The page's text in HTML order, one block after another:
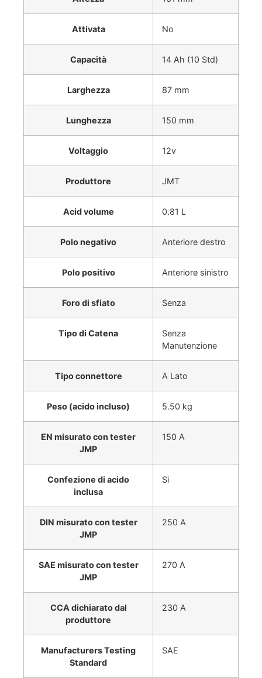
Attivata No
Capacità 14 Ah (10 Std)
Larghezza 87 mm
Lunghezza 150 mm
Voltaggio 12v
Produttore JMT
Acid volume 0.81 L
Polo negativo Anteriore destro
Polo positivo Anteriore sinistro
Foro di sfiato Senza
Tipo di Catena
Senza
Manutenzione
Tipo connettore A Lato
Peso (acido incluso) 5.50 kg
EN misurato con tester
JMP
150 A
Confezione di acido
inclusa
Si
DIN misurato con tester
JMP
250 A
SAE misurato con tester
JMP
270 A
CCA dichiarato dal
produttore
230 A
Manufacturers Testing
Standard
SAE